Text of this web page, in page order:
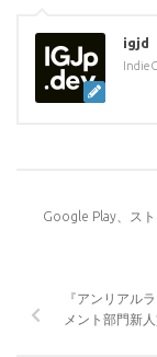
igjd
Google Play、ス
『アンリアル
メント部門新